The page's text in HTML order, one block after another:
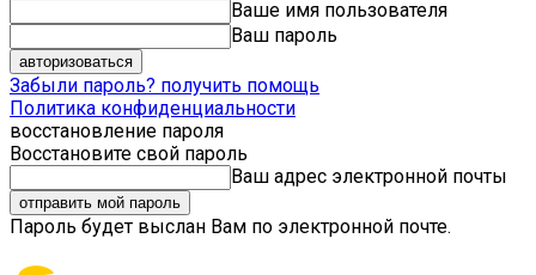
Ваше имя пользователя
Ваш пароль
Забыли пароль? получить помощь
Политика конфиденциальности
восстановление пароля
Восстановите свой пароль
Ваш адрес электронной почты
Пароль будет выслан Вам по электронной почте.